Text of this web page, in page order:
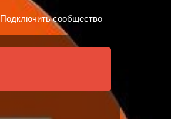
Подключить сообщество